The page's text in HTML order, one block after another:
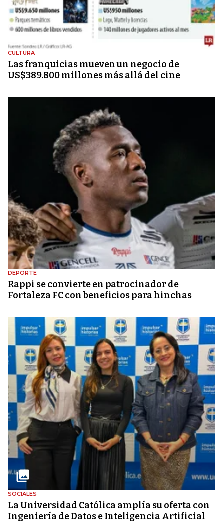
CULTURA
Las franquicias mueven un negocio de
US$389.800 millones más allá del cine
DEPORTE
Rappi se convierte en patrocinador de
Fortaleza FC con beneficios para hinchas
SOCIALES
La Universidad Católica amplía su oferta con
Ingeniería de Datos e Inteligencia Artificial